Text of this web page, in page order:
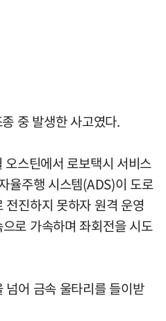
중 발생한 사고였다.
스틴에서 로보택시 서비스
율주행 시스템(ADS)이 도로
진하지 못하자 원격 운영
로 가속하며 좌회전을 시도
넘어 금속 울타리를 들이받